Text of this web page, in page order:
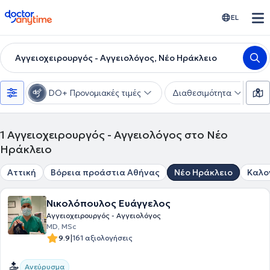
doctoranytime EL
Αγγειοχειρουργός - Αγγειολόγος, Νέο Ηράκλειο
DO+ Προνομιακές τιμές Διαθεσιμότητα
1 Αγγειοχειρουργός - Αγγειολόγος στο Νέο
Ηράκλειο
Αττική Βόρεια προάστια Αθήνας Νέο Ηράκλειο
Νικολόπουλος Ευάγγελος
Αγγειοχειρουργός - Αγγειολόγος
MD, MSc
9.9|161 αξιολογήσεις
Ανεύρυσμα